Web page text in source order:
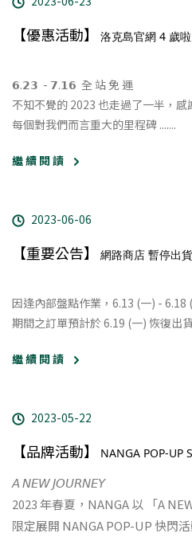
【優惠活動】 洛克島官網 4 歲
𝟲.𝟮𝟯 ​ - 𝟳.𝟭𝟲 全 站 免 運
不知不覺的 2023 也走過了一半，
每個對我們而言重大的里程碑 .......
繼 續 閱 讀
2023-06-06
【重要公告】 網路商店 暫停出貨
因逢內部盤點作業，6.13 (一) - 6.18
期間之訂單預計於 6.19 (一) 恢復出貨
繼 續 閱 讀
2023-05-22
【品牌活動】 NANGA POP-UP
𝘈 𝘕𝘌𝘞 𝘑𝘖𝘜𝘙𝘕𝘌𝘠
2023 年春夏，NANGA 以 「A
限定展開 NANGA POP-UP 快閃活